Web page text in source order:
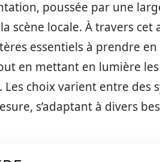
poussée par une
scène locale. À travers cet
essentiels à prendre
en mettant en lumière
Les choix varient entre des
s’adaptant à divers